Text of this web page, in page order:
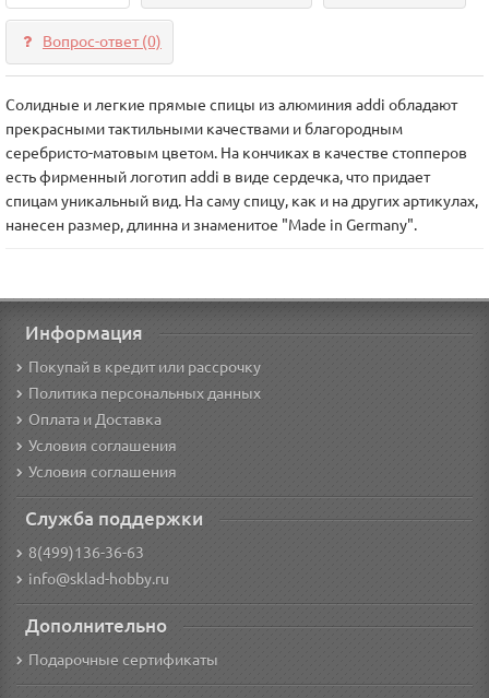
Вопрос-ответ(0)
Солидные и легкие прямые спицы из алюминия addi обладают
прекрасными тактильными качествами и благородным
серебристо-матовым цветом. На кончиках в качестве стопперов
есть фирменный логотип addi в виде сердечка, что придает
спицам уникальный вид. На саму спицу, как и на других артикулах,
нанесен размер, длинна и знаменитое "Made in Germany".
Информация
Покупай в кредит или рассрочку
Политика персональных данных
Оплата и Доставка
Условия соглашения
Условия соглашения
Служба поддержки
8(499)136-36-63
info@sklad-hobby.ru
Дополнительно
Подарочные сертификаты